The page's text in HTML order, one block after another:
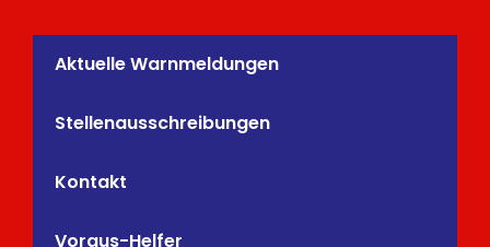
Aktuelle Warnmeldungen
Stellenausschreibungen
Kontakt
Voraus-Helfer